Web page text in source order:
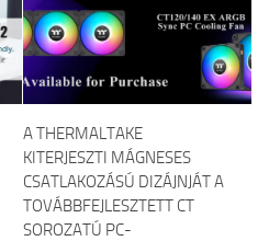
A THERMALTAKE
KITERJESZTI MÁGNESES
CSATLAKOZÁSÚ DIZÁJNJÁT A
TOVÁBBFEJLESZTETT CT
SOROZATÚ PC-